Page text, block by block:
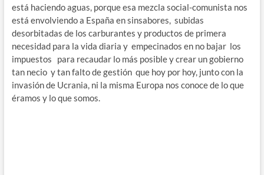
está haciendo aguas, porque esa mezcla social-comunista nos
está envolviendo a España en sinsabores, subidas
desorbitadas de los carburantes y productos de primera
necesidad para la vida diaria y empecinados en no bajar los
impuestos para recaudar lo más posible y crear un gobierno
tan necio y tan falto de gestión que hoy por hoy, junto con la
invasión de Ucrania, ni la misma Europa nos conoce de lo que
éramos y lo que somos.